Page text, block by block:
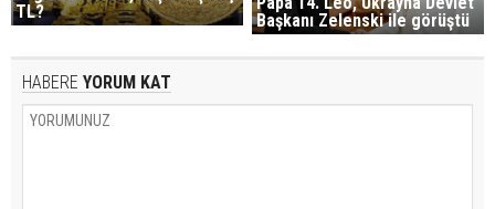
TL?
Başkanı Zelenski ile görüştü
HABERE YORUM KAT